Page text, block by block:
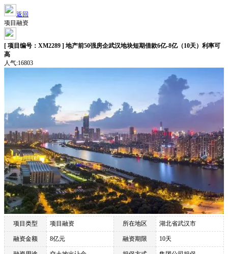
返回
项目融资
[ 项目编号：XM2289 ] 地产前50强房企武汉地块短期借款6亿-8亿（10天）利率可
高
人气:16803
项目类型 项目融资 所在地区 湖北省武汉市
融资金额 8亿元 融资期限 10天